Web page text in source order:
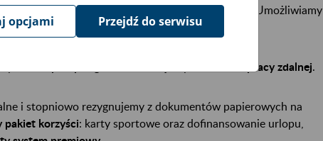
dofinansowanie studiów podyplomowych
. Umożliwiamy
możliwość pracy zdalnej.
i stopniowo rezygnujemy z dokumentów papierowych na
pakiet korzyści: karty sportowe oraz dofinansowanie urlopu,
opcjami Przejdź do serwisu